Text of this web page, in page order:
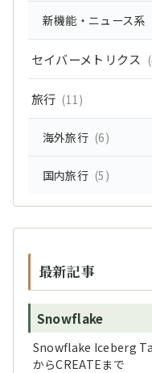
新機能・ニュース系
セイバーメトリクス
旅行 (11)
海外旅行 (6)
国内旅行 (5)
最新記事
Snowflake
Snowflake Iceberg
からCREATEまで